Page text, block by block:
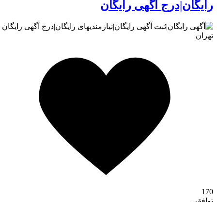
ورود
رایگان|درج آگهی رایگان
تهران
170